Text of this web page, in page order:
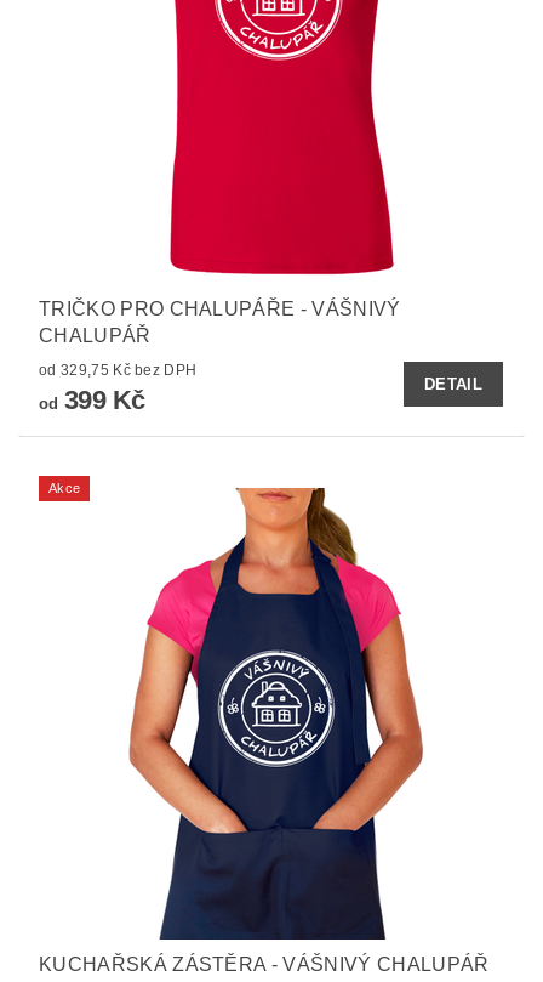
TRIČKO PRO CHALUPÁŘE - VÁŠNIVÝ
CHALUPÁŘ
od 329,75 Kč bez DPH
od 399 Kč
DETAIL
Akce
KUCHAŘSKÁ ZÁSTĚRA - VÁŠNIVÝ CHALUPÁŘ